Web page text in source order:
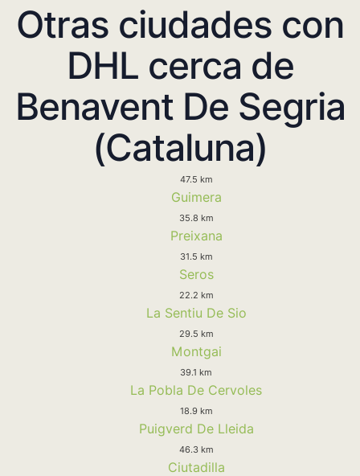
Otras ciudades con
DHL cerca de
Benavent De Segria
(Cataluna)
47.5 km
Guimera
35.8 km
Preixana
31.5 km
Seros
22.2 km
La Sentiu De Sio
29.5 km
Montgai
39.1 km
La Pobla De Cervoles
18.9 km
Puigverd De Lleida
46.3 km
Ciutadilla